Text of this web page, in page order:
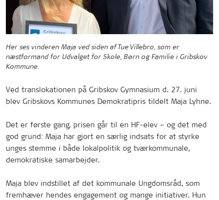
Her ses vinderen Maja ved siden af Tue Villebro, som er
næstformand for Udvalget for Skole, Børn og Familie i Gribskov
Kommune.
Ved translokationen på Gribskov Gymnasium d. 27. juni
blev Gribskovs Kommunes Demokratipris tildelt Maja Lyhne.
Det er første gang, prisen går til en HF-elev – og det med
god grund: Maja har gjort en særlig indsats for at styrke
unges stemme i både lokalpolitik og tværkommunale,
demokratiske samarbejder.
Maja blev indstillet af det kommunale Ungdomsråd, som
fremhæver hendes engagement og mange initiativer. Hun